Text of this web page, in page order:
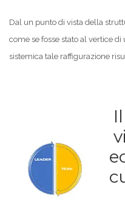
Dal un punto di vista della
come se fosse stato al vertice
sistemica tale raffigurazione